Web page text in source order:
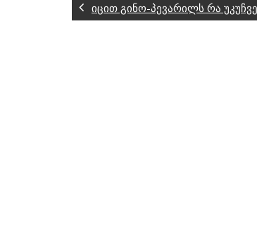
იცით გინო-პევარილს რა